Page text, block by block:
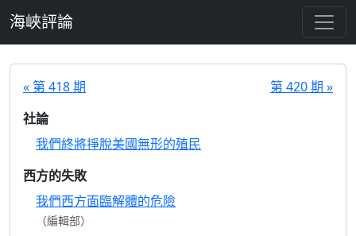
海峽評論
« 第 418 期
第 420 期 »
社論
我們終將掙脫美國無形的殖民
西方的失敗
我們西方面臨解體的危險
（編輯部）